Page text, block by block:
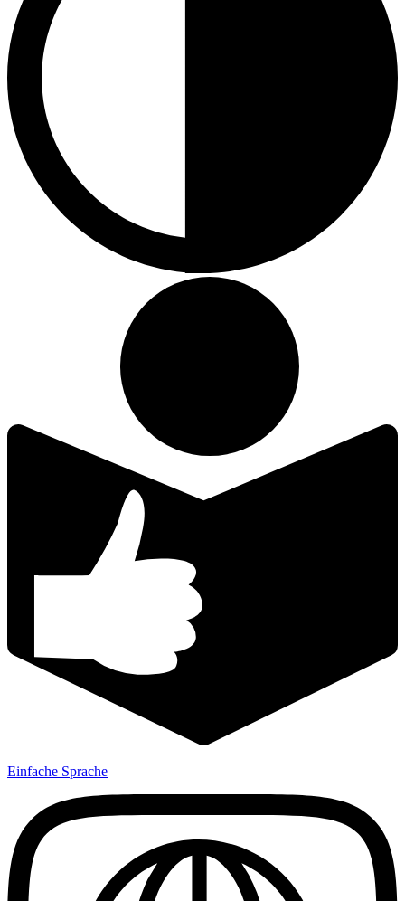
Einfache Sprache